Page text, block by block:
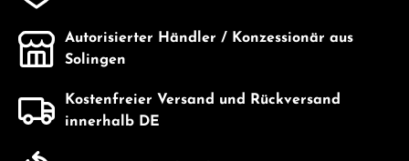
Autorisierter Händler / Konzessionär aus
Solingen
Kostenfreier Versand und Rückversand
innerhalb DE